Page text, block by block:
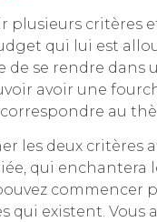
critères
qui lui est
de se rendre
avoir une
au
les deux critères
qui
commencer
qui existent. Vous